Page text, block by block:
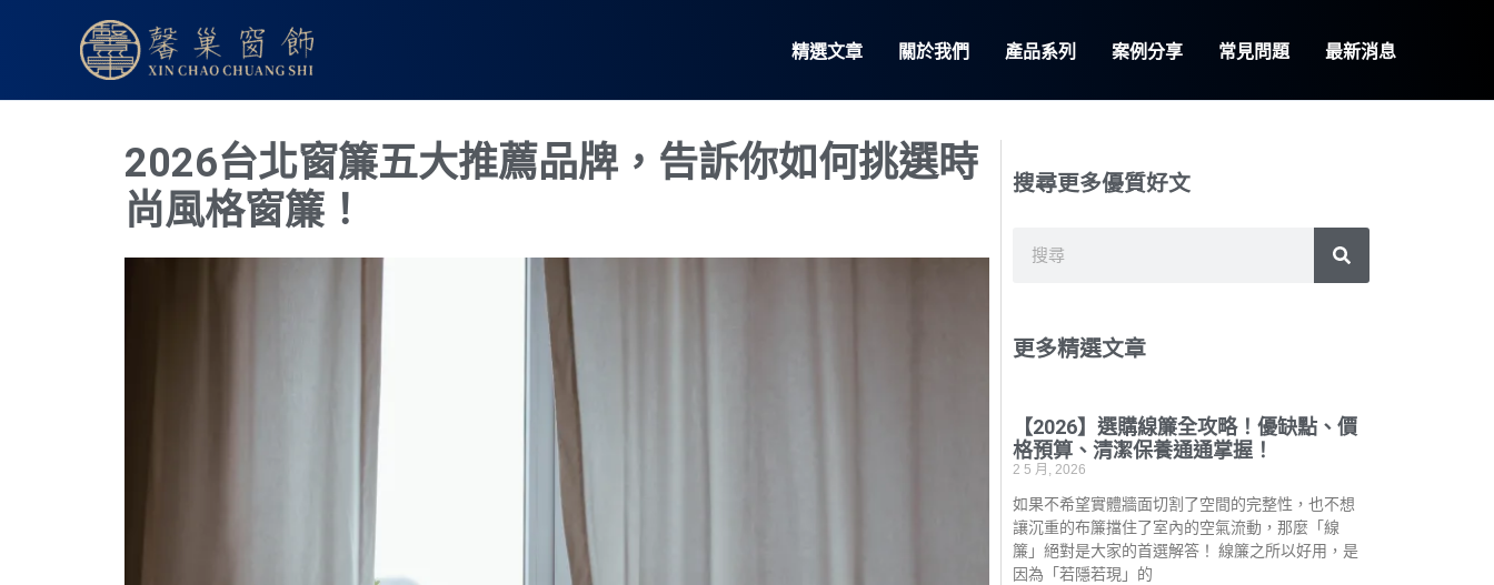
精選文章 關於我們 產品系列 案例分享 常見問題 最新消息
2026台北窗簾五大推薦品牌，告訴你如何挑選時
尚風格窗簾！
搜尋更多優質好文
搜
尋
更多精選文章
【2026】選購線簾全攻略！優缺點、價
格預算、清潔保養通通掌握！
2 5 月, 2026
如果不希望實體牆面切割了空間的完整性，也不想
讓沉重的布簾擋住了室內的空氣流動，那麼「線
簾」絕對是大家的首選解答！ 線簾之所以好用，是
因為「若隱若現」的